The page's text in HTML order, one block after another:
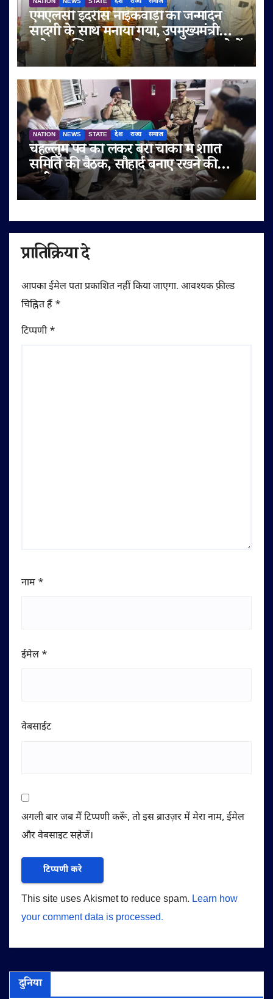
एमएलसी इदरीस नाईकवाड़ी का जन्मदिन
सादगी के साथ मनाया गया, उपमुख्यमंत्री
सुनेत्रा अजित पवार समेत कई गणमान्य लोगों
ने दी शुभकामनाएं
NATION NEWS STATE देश राज्य समाज
चेहल्लुम पर्व को लेकर बेरी चौकी में शांति
समिति की बैठक, सौहार्द बनाए रखने की
अपील
प्रातिक्रिया दे
आपका ईमेल पता प्रकाशित नहीं किया जाएगा. आवश्यक फ़ील्ड
चिह्नित हैं *
टिप्पणी*
नाम *
ईमेल *
वेबसाईट
अगली बार जब मैं टिप्पणी करूँ, तो इस ब्राउज़र में मेरा नाम, ईमेल
और वेबसाइट सहेजें।
This site uses Akismet to reduce spam. Learn how
your comment data is processed.
दुनिया